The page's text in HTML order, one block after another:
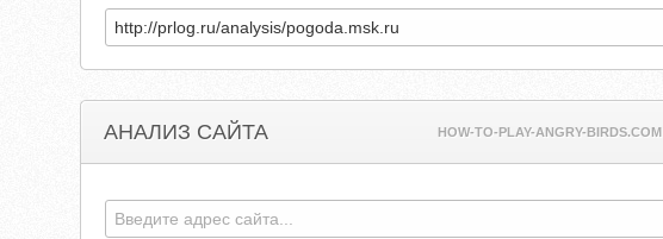
АНАЛИЗ САЙТА HOW-TO-PLAY-ANGRY-BIRDS.COM